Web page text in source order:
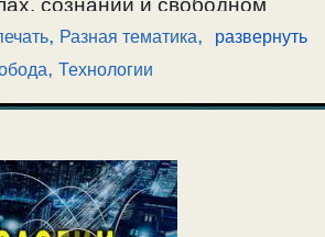
сознании и свободном
новые технологии и
, Разная тематика,
, Технологии
развернуть